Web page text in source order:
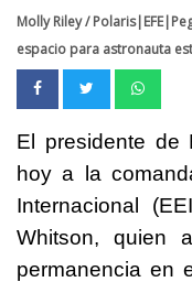
Molly Riley /
espacio para astronauta
El presidente de
hoy a la
Internacional
Whitson, quien
permanencia en